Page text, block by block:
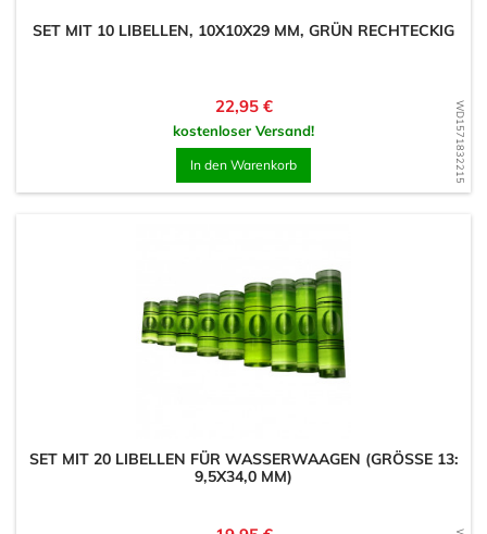
WD1571832215
SET MIT 10 LIBELLEN, 10X10X29 MM, GRÜN RECHTECKIG
Preis
22,95 €
kostenloser Versand!
In den Warenkorb
SET MIT 20 LIBELLEN FÜR WASSERWAAGEN (GRÖSSE 13: 9
,5X34,0 MM)